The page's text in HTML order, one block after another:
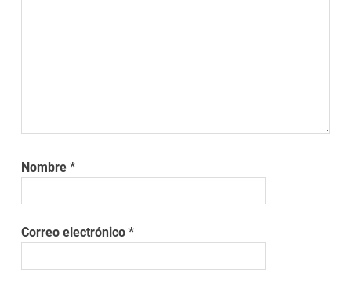
Nombre*
Correo electrónico*